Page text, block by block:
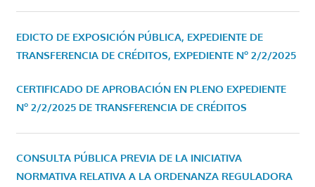
EDICTO DE EXPOSICIÓN PÚBLICA, EXPEDIENTE DE
TRANSFERENCIA DE CRÉDITOS, EXPEDIENTE Nº 2/2/2025
CERTIFICADO DE APROBACIÓN EN PLENO EXPEDIENTE
Nº 2/2/2025 DE TRANSFERENCIA DE CRÉDITOS
CONSULTA PÚBLICA PREVIA DE LA INICIATIVA
NORMATIVA RELATIVA A LA ORDENANZA REGULADORA